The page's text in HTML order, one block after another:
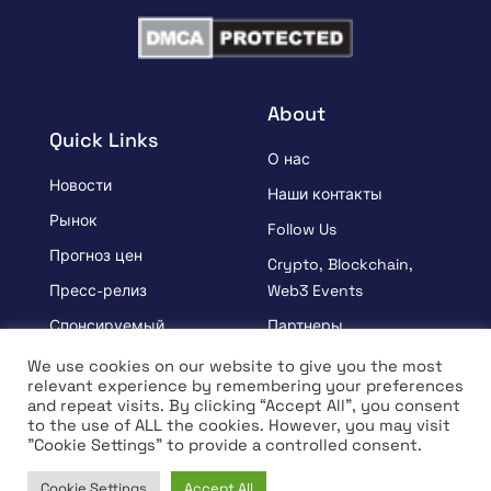
Quick Links
Новости
Рынок
Прогноз цен
Пресс-релиз
Спонсируемый
УЗНАВАЙ
Интервью
About
О нас
Наши контакты
Follow Us
Crypto, Blockchain,
Web3 Events
Партнеры
Положения и условия
Политика
конфиденциальности
We use cookies on our website to give you the most
relevant experience by remembering your preferences
and repeat visits. By clicking “Accept All”, you consent
to the use of ALL the cookies. However, you may visit
"Cookie Settings" to provide a controlled consent.